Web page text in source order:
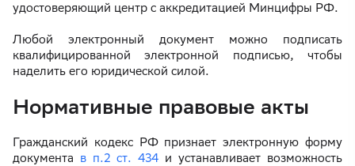
удостоверяющий центр с аккредитацией Минцифры РФ.
Любой электронный документ можно подписать
квалифицированной электронной подписью, чтобы
наделить его юридической силой.
Нормативные правовые акты
Гражданский кодекс РФ признает электронную форму
документа в п.2 ст. 434 и устанавливает возможность